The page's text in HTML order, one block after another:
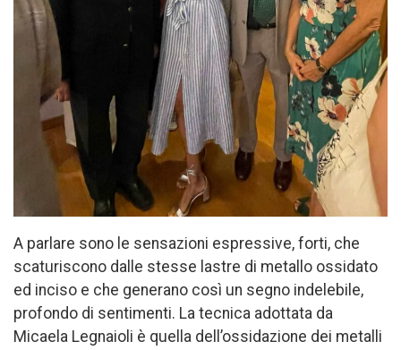
A parlare sono le sensazioni espressive, forti, che
scaturiscono dalle stesse lastre di metallo ossidato
ed inciso e che generano così un segno indelebile,
profondo di sentimenti. La tecnica adottata da
Micaela Legnaioli è quella dell’ossidazione dei metalli